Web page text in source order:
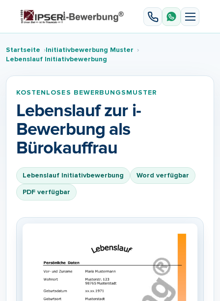
Startseite
Initiativbewerbung Muster
Lebenslаuf Initiativbewerbung
KOSTENLOSES BEWERBUNGSMUSTER
Lebenslauf zur i-
Bewerbung als
Bürokauffrau
Lebenslаuf Initiativbewerbung
Word verfügbar
PDF verfügbar